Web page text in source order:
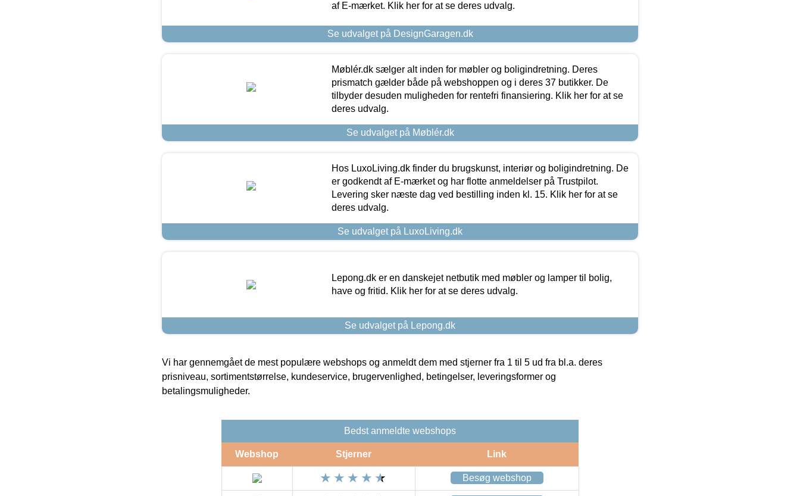
af E-mærket. Klik her for at se deres udvalg.
Se udvalget på DesignGaragen.dk
Møblér.dk sælger alt inden for møbler og boligindretning. Deres
prismatch gælder både på webshoppen og i deres 37 butikker. De
tilbyder desuden muligheden for rentefri finansiering. Klik her for at se
deres udvalg.
Se udvalget på Møblér.dk
Hos LuxoLiving.dk finder du brugskunst, interiør og boligindretning. De
er godkendt af E-mærket og har flotte anmeldelser på Trustpilot.
Levering sker næste dag ved bestilling inden kl. 15. Klik her for at se
deres udvalg.
Se udvalget på LuxoLiving.dk
Lepong.dk er en danskejet netbutik med møbler og lamper til bolig,
have og fritid. Klik her for at se deres udvalg.
Se udvalget på Lepong.dk
Vi har gennemgået de mest populære webshops og anmeldt dem med stjerner fra 1 til 5 ud fra bl.a. deres
prisniveau, sortimentstørrelse, kundeservice, brugervenlighed, betingelser, leveringsformer og
betalingsmuligheder.
Bedst anmeldte webshops
Webshop Stjerner Link
Besøg webshop